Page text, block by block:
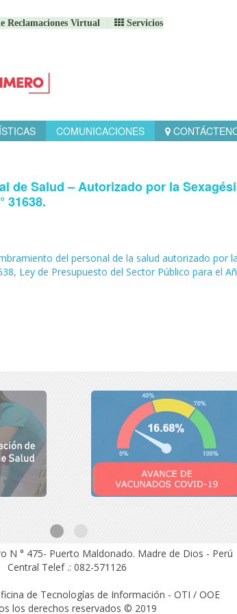
Reclamaciones Virtual Servicios
COMUNICACIONES
de Salud – Autorizado por la
31638.
del personal de la salud autorizado por la
Ley de Presupuesto del Sector Público para el
N ° 475- Puerto Maldonado. Madre de Dios - Perú
Central Telef .: 082-571126
de Tecnologías de Información - OTI / OOE
los derechos reservados © 2019